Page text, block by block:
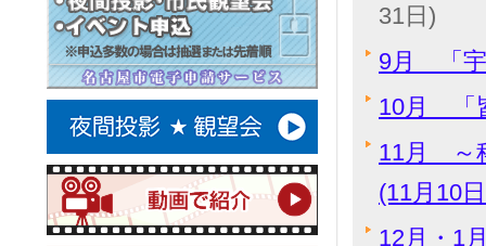
31日)
9月 「宇
10月 「
11月 ～
(11月10
12月・1